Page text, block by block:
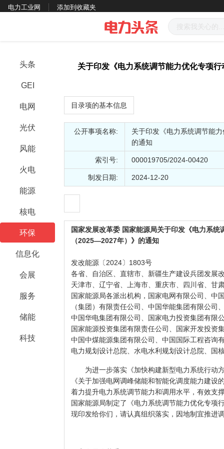
电力工业网 添加到收藏夹
头条
GEI
电网
光伏
风能
火电
能源
核电
环保
信息化
会展
服务
储能
科技
关于印发《电力系统调节能力优化专项
目录项的基本信息
公开事项名称:
关于印发《电力系统调节能
的通知
索引号: 000019705/2024-00420
制发日期: 2024-12-20
国家发展改革委 国家能源局关于印发《电力系统
（2025—2027年）》的通知
发改能源〔2024〕1803号
各省、自治区、直辖市、新疆生产建设兵团发展
天津市、辽宁省、上海市、重庆市、四川省、甘
国家能源局各派出机构，国家电网有限公司、中
（集团）有限责任公司、中国华能集团有限公司
中国华电集团有限公司、国家电力投资集团有限
国家能源投资集团有限责任公司、国家开发投资
中国中煤能源集团有限公司、中国国际工程咨询
电力规划设计总院、水电水利规划设计总院、国
为进一步落实《加快构建新型电力系统行动
《关于加强电网调峰储能和智能化调度能力建设
着力提升电力系统调节能力和调用水平，有效支
国家能源局制定了《电力系统调节能力优化专
现印发给你们，请认真组织落实，因地制宜推进